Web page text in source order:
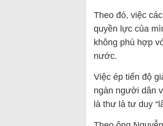
Theo đó, việc
quyền lực của
không phù hợp
nước.
Việc ép tiến độ
ngàn người dân
là thư là tư duy